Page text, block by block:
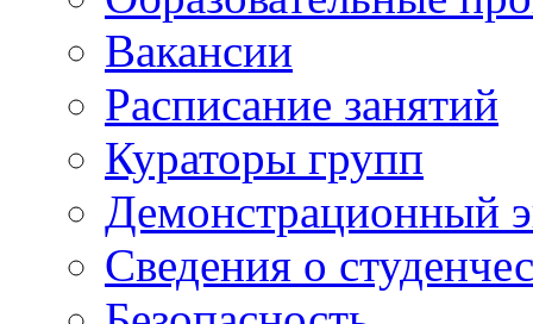
Вакансии
Расписание занятий
Кураторы групп
Демонстрационный
Сведения о